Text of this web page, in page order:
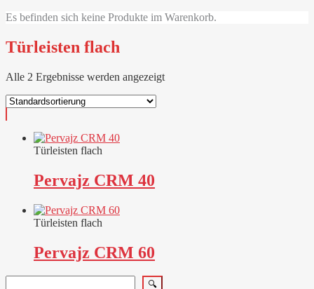
Es befinden sich keine Produkte im Warenkorb.
Türleisten flach
Alle 2 Ergebnisse werden angezeigt
Türleisten flach
Pervajz CRM 40
Türleisten flach
Pervajz CRM 60
🔍